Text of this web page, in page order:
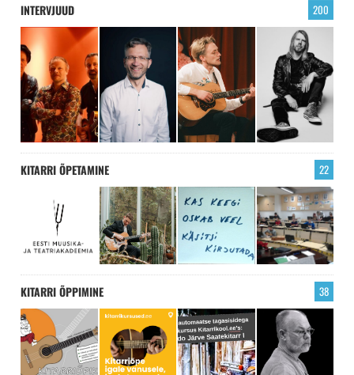
INTERVJUUD 200
KITARRI ÕPETAMINE 22
KITARRI ÕPPIMINE 38